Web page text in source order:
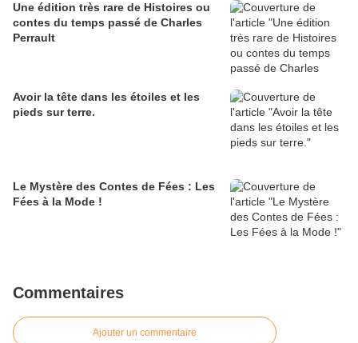
Une édition très rare de Histoires ou
contes du temps passé de Charles
Perrault
Avoir la tête dans les étoiles et les
pieds sur terre.
Le Mystère des Contes de Fées : Les
Fées à la Mode !
Commentaires
Ajouter un commentaire